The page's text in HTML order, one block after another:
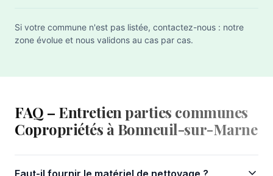
Si votre commune n'est pas listée, contactez-nous : notre
zone évolue et nous validons au cas par cas.
FAQ – Entretien parties communes
Copropriétés à Bonneuil-sur-Marne